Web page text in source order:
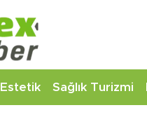
Estetik Sağlık Turizmi